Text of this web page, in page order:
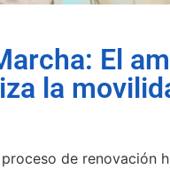
El
la
de renovación